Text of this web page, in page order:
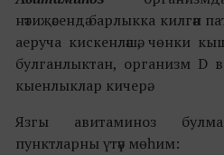
нәтиҗәсендә барлыкка килгән
аеруча кискенләшә, чөнки
булганлыктан, организм D
кыенлыклар кичерә.
Язгы авитаминоз
пунктларны үтәү мөһим: